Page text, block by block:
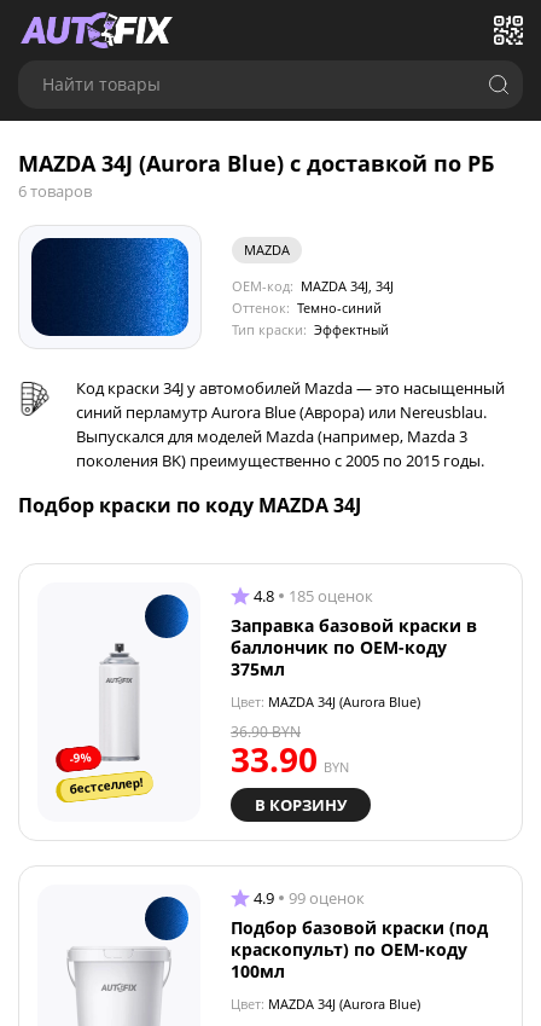
Найти товары
MAZDA 34J (Aurora Blue) с доставкой по РБ
6 товаров
MAZDA
OEM-код: MAZDA 34J, 34J
Оттенок: Темно-синий
Тип краски: Эффектный
Код краски 34J у автомобилей Mazda — это насыщенный
синий перламутр Aurora Blue (Аврора) или Nereusblau.
Выпускался для моделей Mazda (например, Mazda 3
поколения BK) преимущественно с 2005 по 2015 годы.
Подбор краски по коду MAZDA 34J
-9%
бестселлер!
4.8 185 оценок
Заправка базовой краски в
баллончик по OEM-коду
375мл
Цвет: MAZDA 34J (Aurora Blue)
33.90 BYN
36.90BYN
В КОРЗИНУ
4.9 99 оценок
Подбор базовой краски (под
краскопульт) по OEM-коду
100мл
Цвет: MAZDA 34J (Aurora Blue)